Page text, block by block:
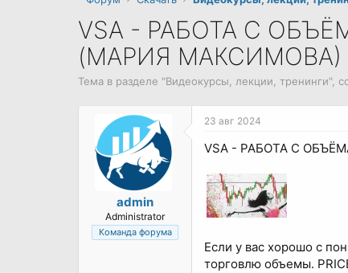
VSA - РАБОТА С
(МАРИЯ МАКСИМОВА)
Тема в разделе "Видеокурсы, лекции, тренинги",
admin
Administrator
Команда форума
23 авг 2024
VSA - РАБОТА С
Если у вас хорошо с
торговлю объемы.